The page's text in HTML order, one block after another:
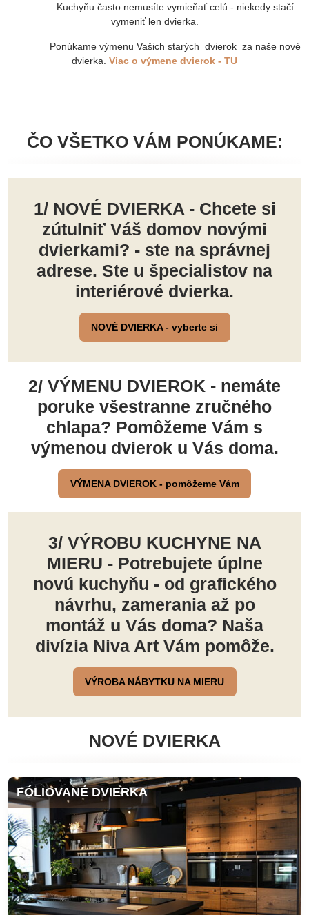
Kuchyňu často nemusíte vymieňať celú - niekedy stačí
vymeniť len dvierka.
Ponúkame výmenu Vašich starých dvierok za naše nové
dvierka. Viac o výmene dvierok - TU
ČO VŠETKO VÁM PONÚKAME:
1/ NOVÉ DVIERKA - Chcete si
zútulniť Váš domov novými
dvierkami? - ste na správnej
adrese. Ste u špecialistov na
interiérové dvierka.
NOVÉ DVIERKA - vyberte si
2/ VÝMENU DVIEROK - nemáte
poruke všestranne zručného
chlapa? Pomôžeme Vám s
výmenou dvierok u Vás doma.
VÝMENA DVIEROK - pomôžeme Vám
3/ VÝROBU KUCHYNE NA
MIERU - Potrebujete úplne
novú kuchyňu - od grafického
návrhu, zamerania až po
montáž u Vás doma? Naša
divízia Niva Art Vám pomôže.
VÝROBA NÁBYTKU NA MIERU
NOVÉ DVIERKA
FÓLIOVANÉ DVIERKA